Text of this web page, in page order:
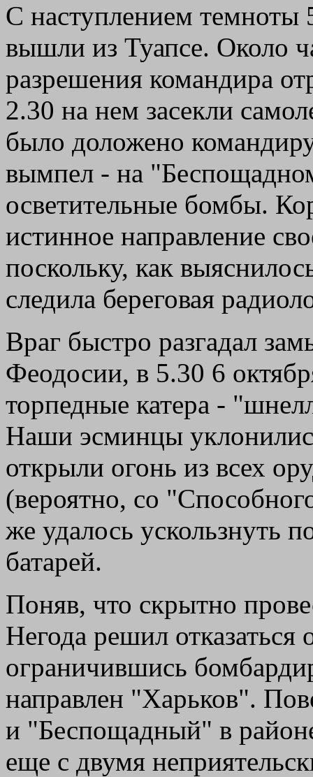
С наступлением темноты
вышли из Туапсе. Около
разрешения командира
2.30 на нем засекли
было доложено
вымпел - на
осветительные бомбы.
истинное направление
поскольку, как
следила береговая
Враг быстро разгадал
Феодосии, в 5.30 6
торпедные катера -
Наши эсминцы
открыли огонь из всех
(вероятно, со
же удалось ускользнуть
батарей.
Поняв, что скрытно
Негода решил отказаться
ограничившись
направлен "Харьков".
и "Беспощадный" в
еще с двумя